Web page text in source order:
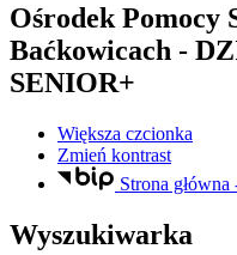
Ośrodek Pomocy
Baćkowicach -
SENIOR+
Większa czcionka
Zmień kontrast
Strona
Wyszukiwarka